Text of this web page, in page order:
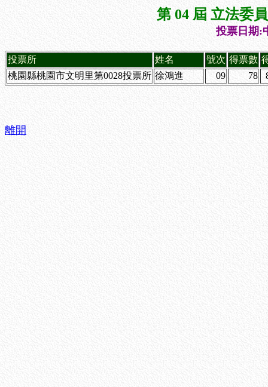
第 04 屆 立法委
投票日期:
投票所 姓名 號次 得票數
桃園縣桃園市文明里第0028投票所 徐鴻進 09 78
離開